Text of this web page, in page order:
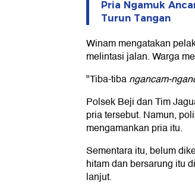
Pria Ngamuk
Turun Tangan
Winam mengatakan
melintasi jalan. Warga
"Tiba-tibangancam-
Polsek Beji dan Tim
pria tersebut. Namun,
mengamankan pria itu.
Sementara itu, belum
hitam dan bersarung itu
lanjut.